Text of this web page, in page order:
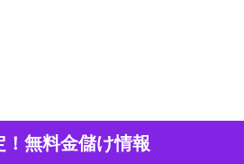
！無料金儲け情報